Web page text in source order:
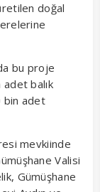
doğal
bu proje
adet balık
bin adet
mevkiinde
Valisi
Gümüşhane